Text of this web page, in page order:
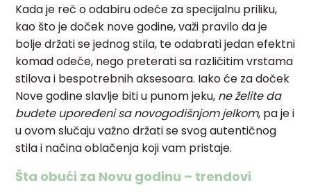
Kada je reč o odabiru odeće za specijalnu priliku,
kao što je doček nove godine, važi pravilo da je
bolje držati se jednog stila, te odabrati jedan efektni
komad odeće, nego preterati sa različitim vrstama
stilova i bespotrebnih aksesoara. Iako će za doček
Nove godine slavlje biti u punom jeku, ne želite da
budete upoređeni sa novogodišnjom jelkom, pa je i
u ovom slučaju važno držati se svog autentičnog
stila i načina oblačenja koji vam pristaje.
Šta obući za Novu godinu – trendovi